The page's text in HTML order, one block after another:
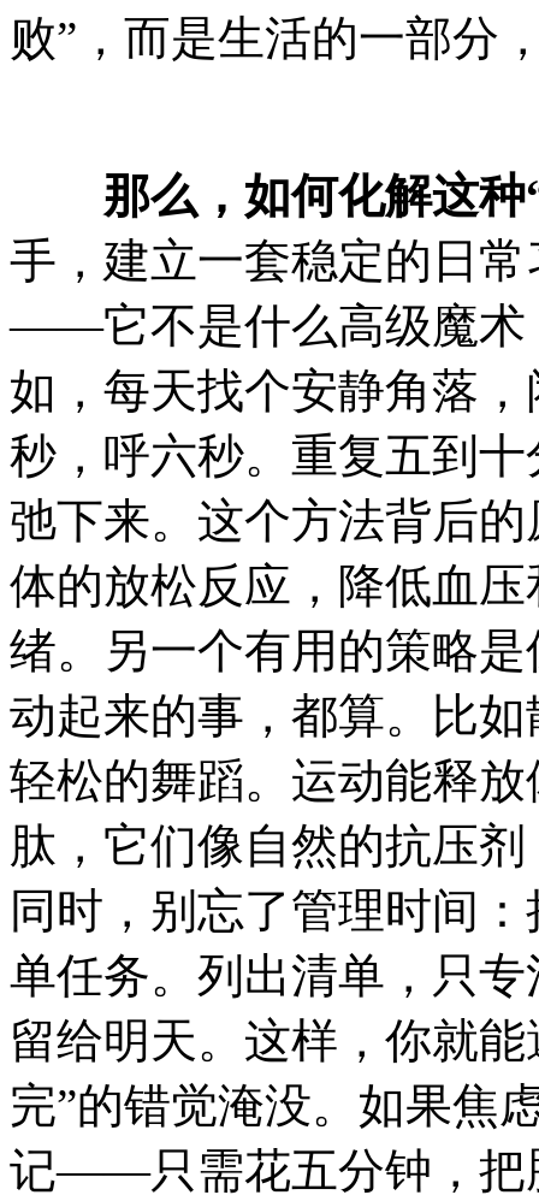
败”，而是生活的一部分
那么，如何化解这
手，建立一套稳定的日
——它不是什么高级魔术
如，每天找个安静角落
秒，呼六秒。重复五到
弛下来。这个方法背后
体的放松反应，降低血
绪。另一个有用的策略
动起来的事，都算。比
轻松的舞蹈。运动能释
肽，它们像自然的抗压
同时，别忘了管理时间
单任务。列出清单，只
留给明天。这样，你就
完”的错觉淹没。如果焦
记——只需花五分钟，把